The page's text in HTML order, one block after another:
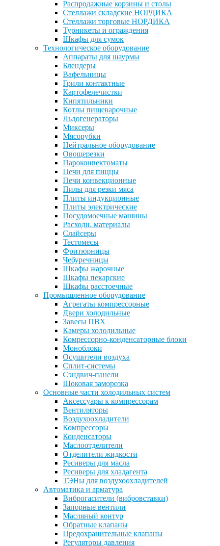
Распродажные корзины и столы
Стеллажи складские НОРДИКА
Стеллажи торговые НОРДИКА
Турникеты и ограждения
Шкафы для сумок
Технологическое оборудование
Аппараты для шаурмы
Блендеры
Вафельницы
Грили контактные
Картофелечистки
Кипятильники
Котлы пищеварочные
Льдогенераторы
Миксеры
Мясорубки
Нейтральное оборудование
Овощерезки
Пароконвектоматы
Печи для пиццы
Печи конвекционные
Пилы для резки мяса
Плиты индукционные
Плиты электрические
Посудомоечные машины
Расходн. материалы
Слайсеры
Тестомесы
Фритюрницы
Чебуречницы
Шкафы жарочные
Шкафы пекарские
Шкафы расстоечные
Промышленное оборудование
Агрегаты компрессорные
Двери холодильные
Завесы ПВХ
Камеры холодильные
Комрессорно-конденсаторные блоки
Моноблоки
Осушители воздуха
Сплит-системы
Сэндвич-панели
Шоковая заморозка
Основные части холодильных систем
Аксессуары к компрессорам
Вентиляторы
Воздухоохладители
Компрессоры
Конденсаторы
Маслоотделители
Отделители жидкости
Ресиверы для масла
Ресиверы для хладагента
ТЭНы для воздухоохладителей
Автоматика и арматура
Виброгасители (вибровставки)
Запорные вентили
Масляный контур
Обратные клапаны
Предохранительные клапаны
Регуляторы давления